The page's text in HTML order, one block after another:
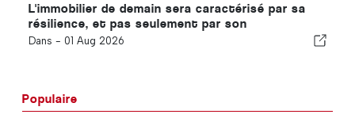
L'immobilier de demain sera caractérisé par sa
résilience, et pas seulement par son
emplacement
Dans - 01 Aug 2026
Populaire